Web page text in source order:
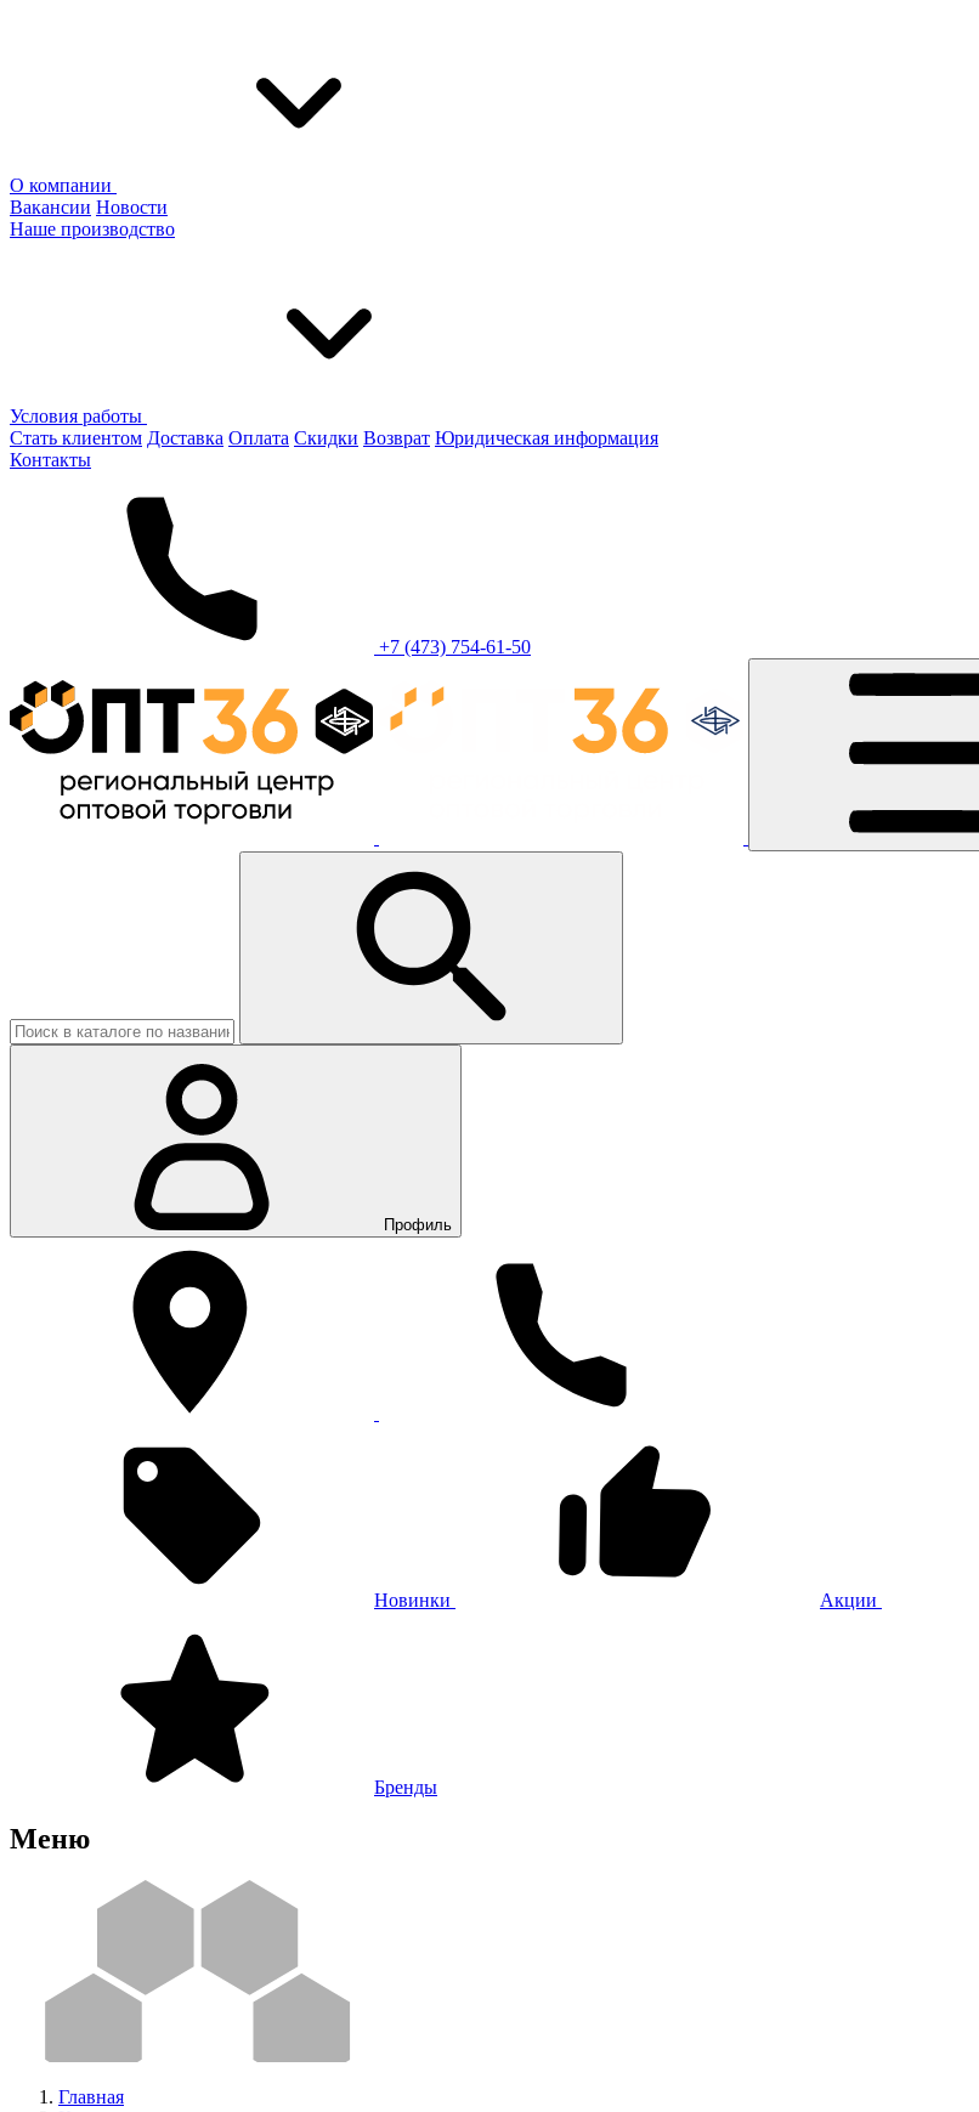
О компании
Вакансии Новости
Наше производство
Условия работы
Стать клиентом Доставка Оплата Скидки Возврат Юридическая информация
Контакты
+7 (473) 754-61-50
Профиль
Новинки Акции
Бренды
Меню
Главная